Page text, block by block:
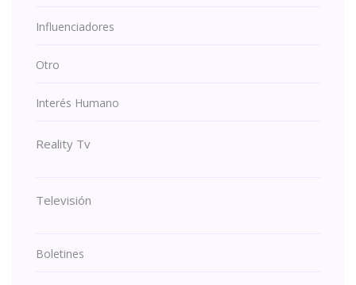
Influenciadores
Otro
Interés Humano
Reality Tv
Televisión
Boletines